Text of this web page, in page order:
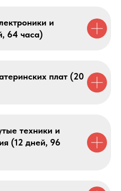
и
64 часа)
плат (20
техники и
(12 дней, 96